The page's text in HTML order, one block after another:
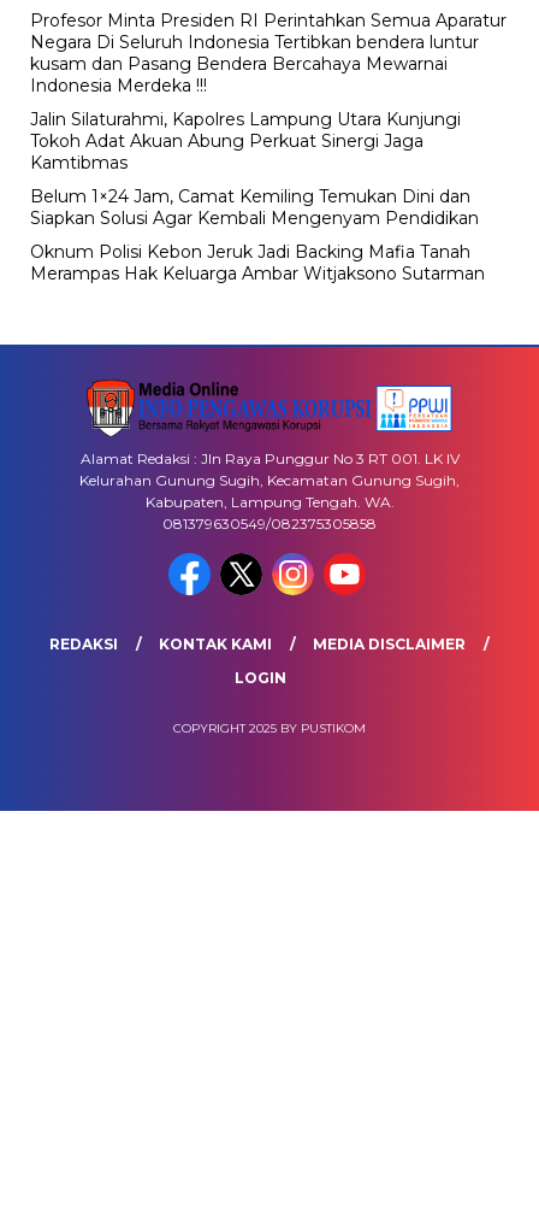
Profesor Minta Presiden RI Perintahkan Semua Aparatur
Negara Di Seluruh Indonesia Tertibkan bendera luntur
kusam dan Pasang Bendera Bercahaya Mewarnai
Indonesia Merdeka !!!
Jalin Silaturahmi, Kapolres Lampung Utara Kunjungi
Tokoh Adat Akuan Abung Perkuat Sinergi Jaga
Kamtibmas
Belum 1×24 Jam, Camat Kemiling Temukan Dini dan
Siapkan Solusi Agar Kembali Mengenyam Pendidikan
Oknum Polisi Kebon Jeruk Jadi Backing Mafia Tanah
Merampas Hak Keluarga Ambar Witjaksono Sutarman
Alamat Redaksi : Jln Raya Punggur No 3 RT 001. LK IV
Kelurahan Gunung Sugih, Kecamatan Gunung Sugih,
Kabupaten, Lampung Tengah. WA.
081379630549/082375305858
REDAKSI KONTAK KAMI
MEDIA DISCLAIMER
LOGIN
COPYRIGHT 2025 BY PUSTIKOM